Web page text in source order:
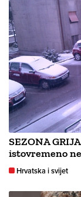
SEZONA
istovremeno
Hrvatska i svijet